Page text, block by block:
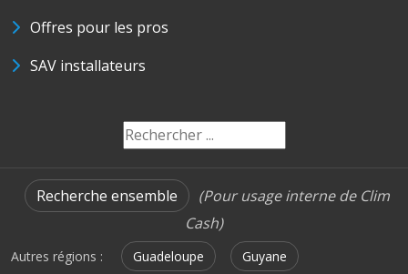
Offres pour les pros
SAV installateurs
Recherche ensemble
(Pour usage interne de Clim
Cash)
Autres régions : Guadeloupe Guyane